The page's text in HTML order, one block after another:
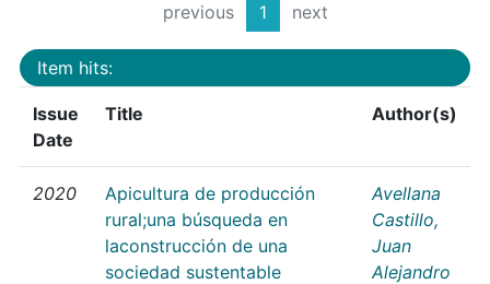
previous 1 next
Item hits:
Issue
Date
Title Author(s)
2020
Apicultura de producción
rural;una búsqueda en
laconstrucción de una
sociedad sustentable
Avellana
Castillo,
Juan
Alejandro